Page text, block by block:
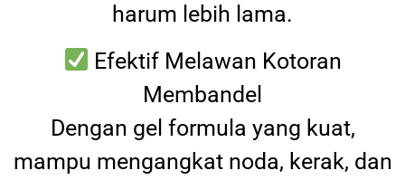
harum lebih lama.
Efektif Melawan Kotoran
Membandel
Dengan gel formula yang kuat,
mampu mengangkat noda, kerak, dan